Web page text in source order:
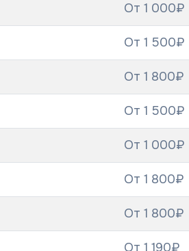
От 1 000₽
От 1 500₽
От 1 800₽
От 1 500₽
От 1 000₽
От 1 800₽
От 1 800₽
От 1 190₽